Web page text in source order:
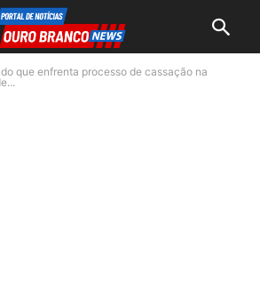
que enfrenta processo de cassação na